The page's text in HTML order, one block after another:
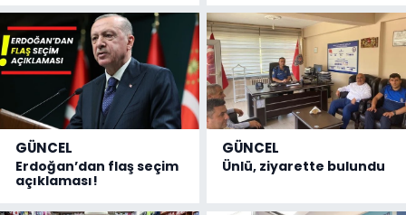
GÜNCEL
Erdoğan’dan flaş seçim
açıklaması!
GÜNCEL
Ünlü, ziyarette bulundu